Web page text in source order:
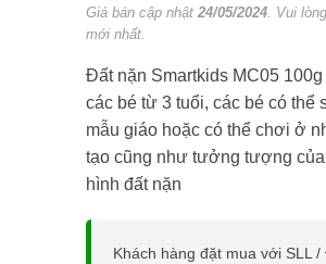
Giá bán cập nhật 24/05/2024 . Vui
mới nhất.
Đất nặn Smartkids MC05
các bé từ 3 tuổi, các bé có
mẫu giáo hoặc có thể chơi ở
tạo cũng như tưởng tượng
hình đất nặn
Khách hàng đặt mua với SLL